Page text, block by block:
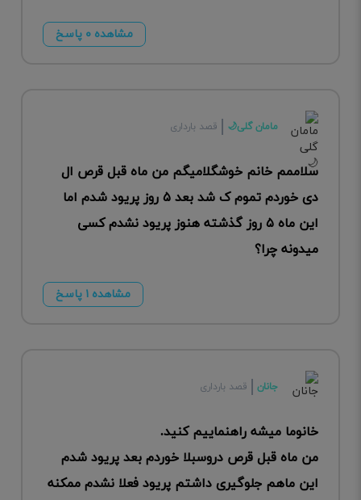
مشاهده ۰ پاسخ
مامان گلی🌙 قصد بارداری
سلاممم خانم خوشگلامیگم من ماه قبل قرص ال
دی خوردم تموم ک شد بعد ۵ روز پریود شدم اما
این ماه ۵ روز گذشته هنوز پریود نشدم کسی
میدونه چرا؟
مشاهده ۱ پاسخ
جانان قصد بارداری
خانوما میشه راهنماییم کنید.
من ماه قبل قرص دروسبلا خوردم بعد پریود شدم
این ماهم جلوگیری داشتم پریود فعلا نشدم ممکنه